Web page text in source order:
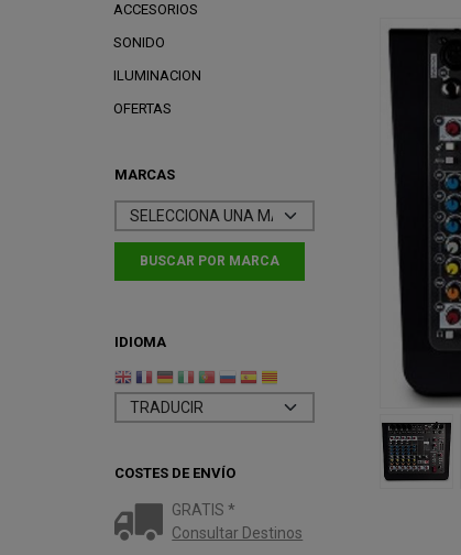
ACCESORIOS
SONIDO
ILUMINACION
OFERTAS
MARCAS
IDIOMA
COSTES DE ENVÍO
GRATIS *
Consultar Destinos